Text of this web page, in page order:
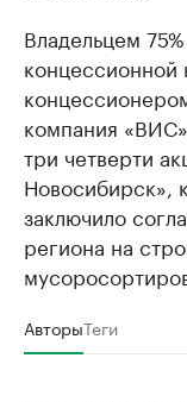
Владельцем
компания
три четверти
Новосибирск»,
заключило
региона на
АвторыТеги